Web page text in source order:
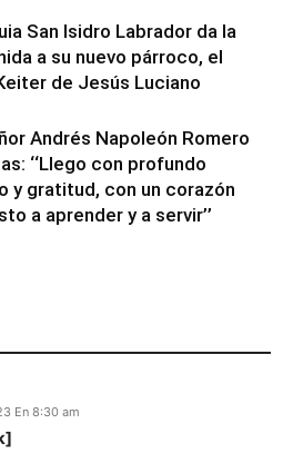
San Isidro Labrador da la
a su nuevo párroco, el
de Jesús Luciano
Andrés Napoleón Romero
‘‘Llego con profundo
y gratitud, con un corazón
a aprender y a servir’’
En 8:30 am